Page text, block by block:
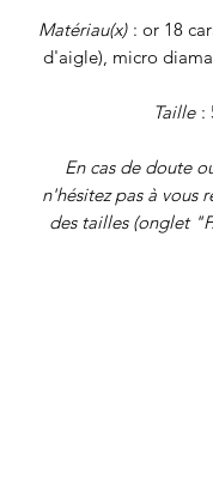
Matériau(x) : or 18
d'aigle), micro
Taille :
En cas de doute
n'hésitez pas à vous
des tailles (onglet